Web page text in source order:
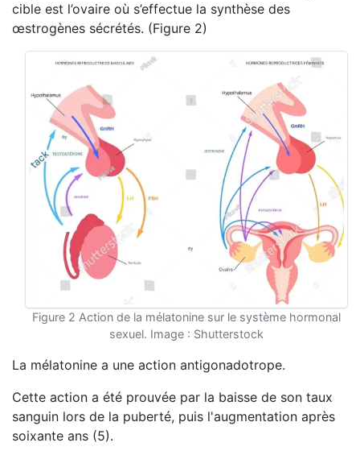
cible est l’ovaire où s’effectue la synthèse des
œstrogènes sécrétés. (Figure 2)
Figure 2 Action de la mélatonine sur le système hormonal
sexuel. Image : Shutterstock
La mélatonine a une action antigonadotrope.
Cette action a été prouvée par la baisse de son taux
sanguin lors de la puberté, puis l'augmentation après
soixante ans (5).